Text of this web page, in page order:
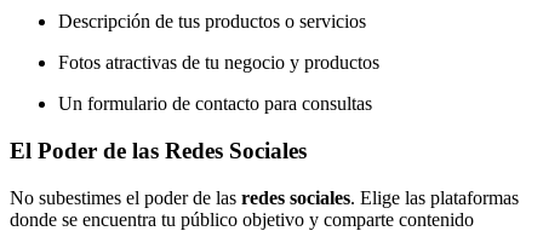
Descripción de tus productos o servicios
Fotos atractivas de tu negocio y productos
Un formulario de contacto para consultas
El Poder de las Redes Sociales
No subestimes el poder de las redes sociales. Elige las plataformas
donde se encuentra tu público objetivo y comparte contenido